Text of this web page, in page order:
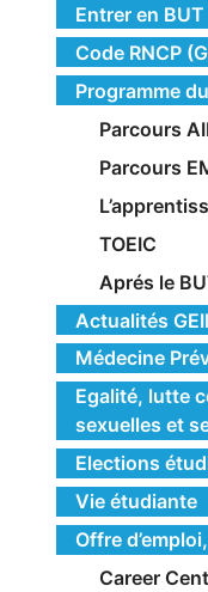
Entrer en BUT
Code RNCP
Programme
Parcours
Parcours
TOEIC
Aprés le
Actualités GEII
Médecine
Egalité, lutte
sexuelles et
Elections
Vie étudiante
Offre
Career